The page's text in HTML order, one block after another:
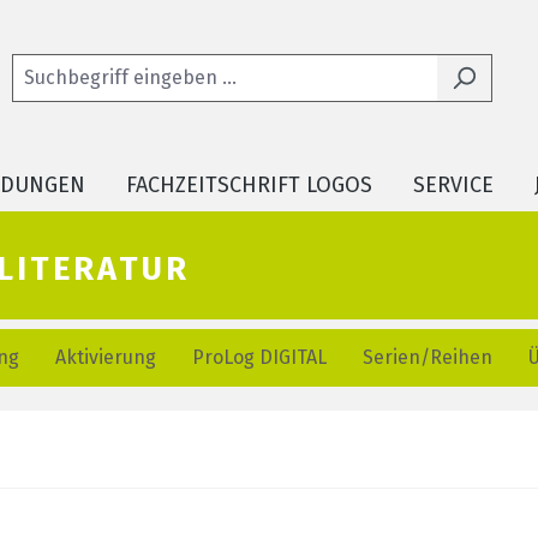
FACHZEITSCHRIFT LOGOS SERVICE
Aktivierung ProLog DIGITAL Serien/Reihen